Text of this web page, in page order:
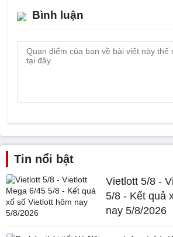
Bình luận
Tin nổi bật
Vietlott 5/8 -
5/8 - Kết quả
nay 5/8/2026